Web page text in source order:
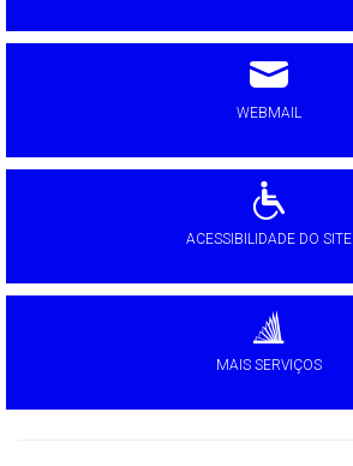
WEBMAIL
ACESSIBILIDADE DO SITE
MAIS SERVIÇOS